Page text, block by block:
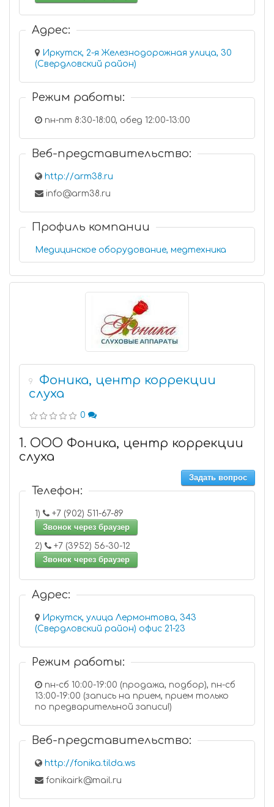
Адрес:
Иркутск, 2-я Железнодорожная улица, 30
(Свердловский район)
Режим работы:
пн-пт 8:30-18:00, обед 12:00-13:00
Веб-представительство:
http://arm38.ru
info@arm38.ru
Профиль компании
Медицинское оборудование, медтехника
9
Фоника, центр коррекции
слуха
0
1. ООО Фоника, центр коррекции
слуха
Задать вопрос
Телефон:
1)
+7 (902) 511-67-89
Звонок через браузер
2)
+7 (3952) 56-30-12
Звонок через браузер
Адрес:
Иркутск, улица Лермонтова, 343
(Свердловский район) офис 21-23
Режим работы:
пн-сб 10:00-19:00 (продажа, подбор), пн-сб
13:00-19:00 (запись на прием, прием только
по предварительной записи!)
Веб-представительство:
http://fonika.tilda.ws
fonikairk@mail.ru